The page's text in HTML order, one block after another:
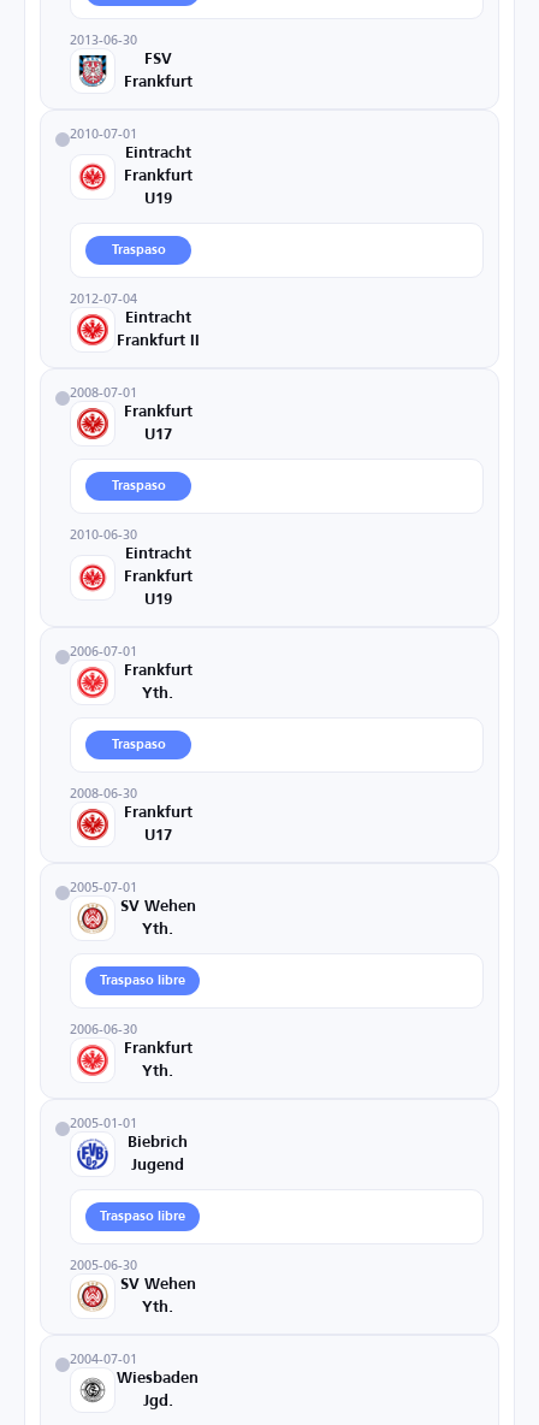
2013-06-30
FSV
Frankfurt
2010-07-01
Eintracht
Frankfurt
U19
Traspaso
2012-07-04
Eintracht
Frankfurt II
2008-07-01
Frankfurt
U17
Traspaso
2010-06-30
Eintracht
Frankfurt
U19
2006-07-01
Frankfurt
Yth.
Traspaso
2008-06-30
Frankfurt
U17
2005-07-01
SV Wehen
Yth.
Traspaso libre
2006-06-30
Frankfurt
Yth.
2005-01-01
Biebrich
Jugend
Traspaso libre
2005-06-30
SV Wehen
Yth.
2004-07-01
Wiesbaden
Jgd.